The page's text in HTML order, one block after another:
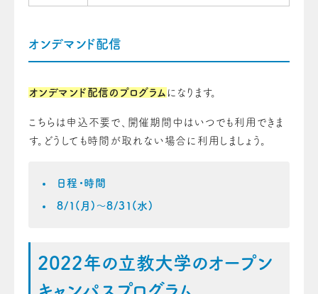
オンデマンド配信
オンデマンド配信のプログラム になります。
こちらは申込不要で、開催期間中はいつでも利用できま
す。どうしても時間が取れない場合に利用しましょう。
日程・時間
8/1(月)～8/31(水)
2022年の立教大学のオープン